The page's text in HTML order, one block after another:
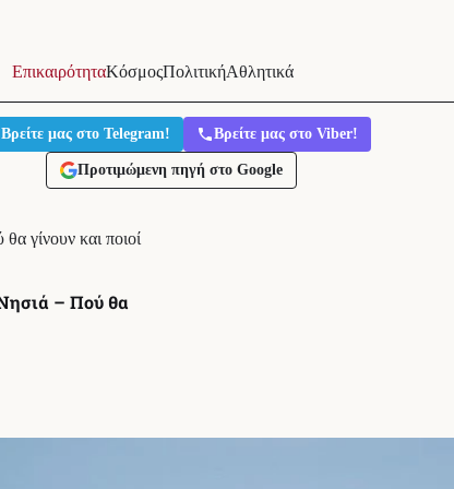
ΕπικαιρότηταΚόσμοςΠολιτικήΑθλητικά
Βρείτε μας στο Telegram! Βρείτε μας στο Viber!
Προτιμώμενη πηγή στο Google
γίνουν και ποιοί
Νησιά – Πού θα